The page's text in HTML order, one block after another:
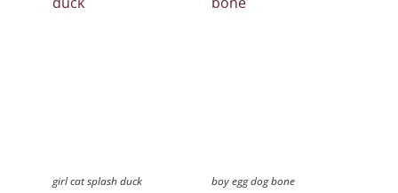
girl cat splash duck boy egg dog bone